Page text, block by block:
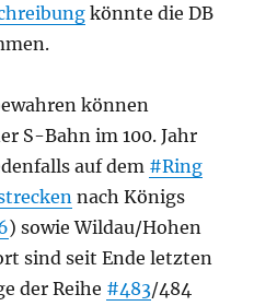
könnte die DB
können
S-Bahn im 100. Jahr
auf dem #Ring
nach Königs
) sowie Wildau/Hohen
sind seit Ende letzten
der Reihe #483/484